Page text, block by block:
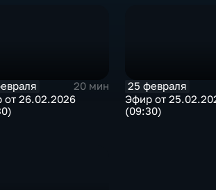
20 мин
от 26.02.2026
25 февраля
Эфир от
(09:30)